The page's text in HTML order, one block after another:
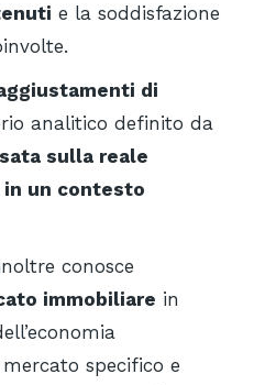
e la soddisfazione
di
analitico definito da
sulla reale
in un contesto
conosce
immobiliare in
specifico e